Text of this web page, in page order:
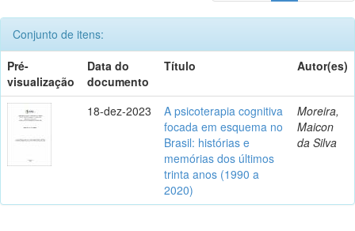
Conjunto de itens:
Pré-
visualização
Data do
documento
Título Autor(es)
18-dez-2023
A psicoterapia cognitiva
focada em esquema no
Brasil: histórias e
memórias dos últimos
trinta anos (1990 a
2020)
Moreira,
Maicon
da Silva